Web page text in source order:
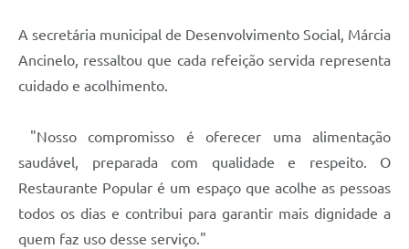
A secretária municipal de Desenvolvimento Social, Márcia
Ancinelo, ressaltou que cada refeição servida representa
cuidado e acolhimento.
"Nosso compromisso é oferecer uma alimentação
saudável, preparada com qualidade e respeito. O
Restaurante Popular é um espaço que acolhe as pessoas
todos os dias e contribui para garantir mais dignidade a
quem faz uso desse serviço."